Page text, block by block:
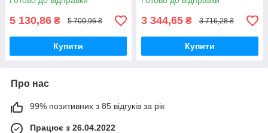
5 130,86 ₴ 5 700,96 ₴
Купити
3 344,65 ₴ 3 716,28 ₴
Купити
Про нас
99% позитивних з 85 відгуків за рік
Працює з 26.04.2022